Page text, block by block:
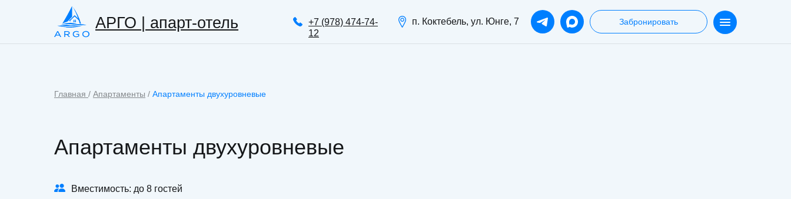
п. Коктебель, ул. Юнге, 7
+7 (978) 474-74-
12
АРГО | апарт-отель Забронировать
Главная / Апартаменты / Апартаменты двухуровневые
Апартаменты двухуровневые
Вместимость: до 8 гостей